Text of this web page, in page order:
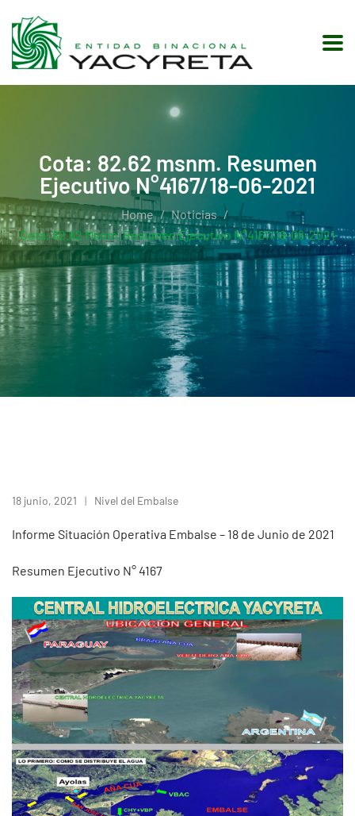
Cota: 82.62 msnm. Resumen
Ejecutivo N°4167/18-06-2021
Home
Noticias
Cota: 82.62 Msnm. Resumen Ejecutivo N°4167/18-06-2021
18 junio, 2021 Nivel del Embalse
Informe Situación Operativa Embalse – 18 de Junio de 2021
Resumen Ejecutivo N° 4167